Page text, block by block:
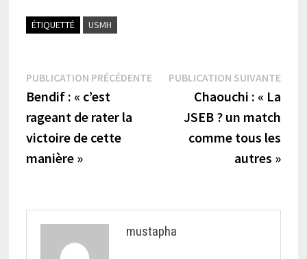
ÉTIQUETTÉ USMH
Navigation
de
l’article
PUBLICATION PRÉCÉDENTEPublication
précédente :
Bendif : « c’est
rageant de rater la
victoire de cette
manière »
PUBLICATION SUIVANTE
Chaouchi : « La
JSEB ? un match
comme tous les
autres »
mustapha